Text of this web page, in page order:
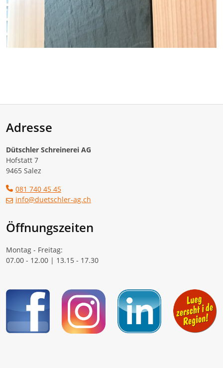
Adresse
Dütschler Schreinerei AG
Hofstatt 7
9465 Salez
081 740 45 45
info@duetschler-ag.ch
Öffnungszeiten
Montag - Freitag:
07.00 - 12.00 | 13.15 - 17.30